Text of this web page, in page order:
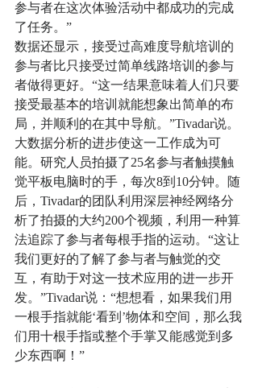
参与者在这次体验活动中都成功的完成
了任务。”
数据还显示，接受过高难度导航培训的
参与者比只接受过简单线路培训的参与
者做得更好。“这一结果意味着人们只要
接受最基本的培训就能想象出简单的布
局，并顺利的在其中导航。”Tivadar说。
大数据分析的进步使这一工作成为可
能。研究人员拍摄了25名参与者触摸触
觉平板电脑时的手，每次8到10分钟。随
后，Tivadar的团队利用深层神经网络分
析了拍摄的大约200个视频，利用一种算
法追踪了参与者每根手指的运动。“这让
我们更好的了解了参与者与触觉的交
互，有助于对这一技术应用的进一步开
发。”Tivadar说：“想想看，如果我们用
一根手指就能‘看到’物体和空间，那么我
们用十根手指或整个手掌又能感觉到多
少东西啊！”